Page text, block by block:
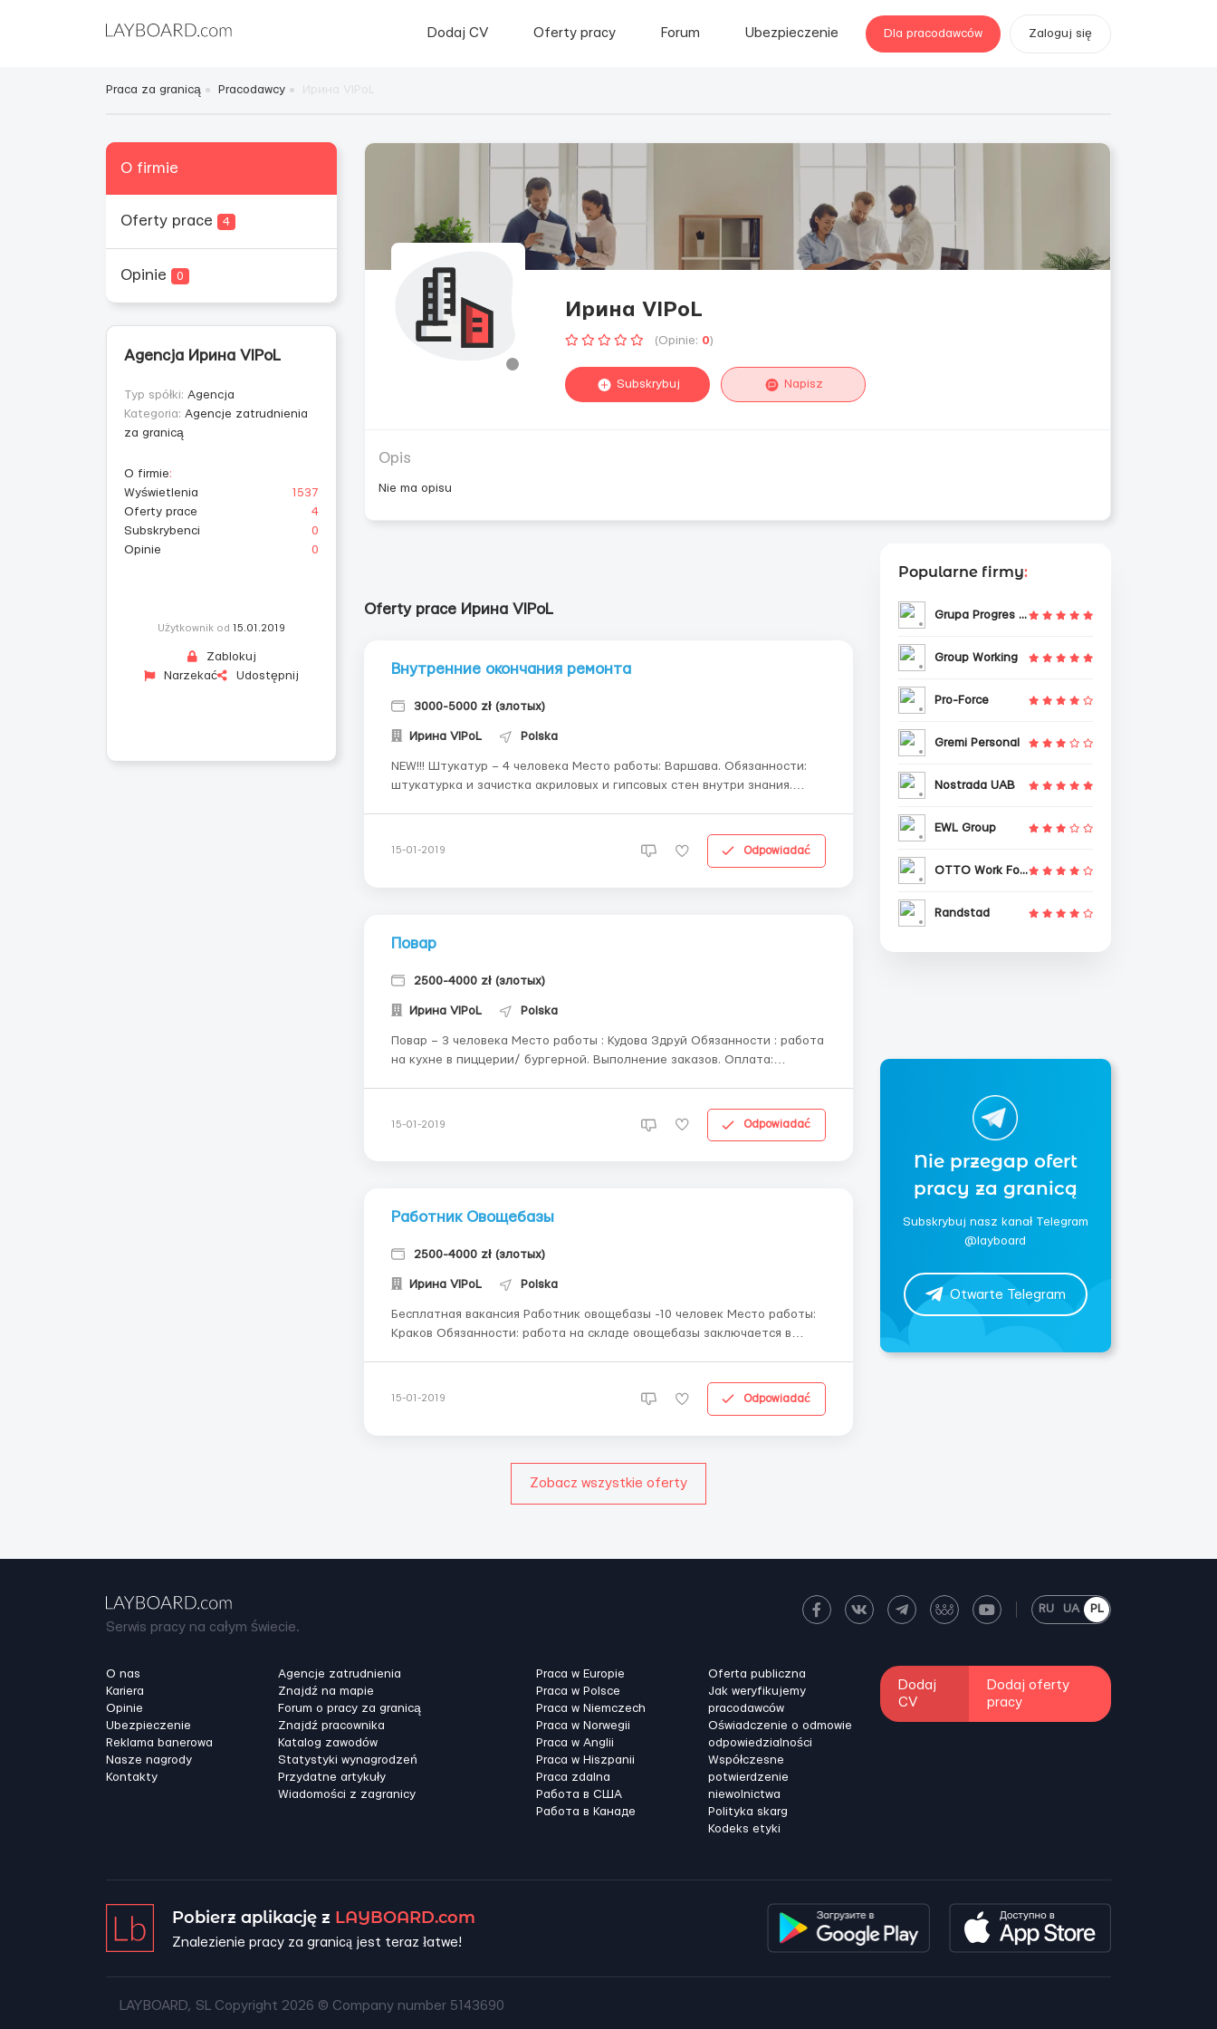
Dodaj CV Oferty pracy Forum Ubezpieczenie Dla pracodawców Zaloguj się
Praca za granicą Pracodawcy
O firmie
Oferty prace 4
Opinie 0
Agencja Ирина VIPoL
Typ spółki: Agencja
Kategoria: Agencje zatrudnienia
za granicą
O firmie:
Wyświetlenia
1537
Oferty prace
4
Subskrybenci
0
Opinie
0
Użytkownik od 15.01.2019
Zablokuj
Narzekać
Udostępnij
Ирина VIPoL
(Opinie: 0)
Subskrybuj Napisz
Opis
Nie ma opisu
Oferty prace Ирина VIPoL
Внутренние окончания ремонта
3000-5000 zł (злотых)
Ирина VIPoL Polska
NEW!!! Штукатур – 4 человека Место работы: Варшава. Обязанности:
штукатурка и зачистка акриловых и гипсовых стен внутри знания.
15-01-2019 Odpowiadać
Повар
2500-4000 zł (злотых)
Ирина VIPoL Polska
Повар – 3 человека Место работы : Кудова Здруй Обязанности : работа
на кухне в пиццерии/ бургерной. Выполнение заказов. Оплата:
15-01-2019 Odpowiadać
Работник Овощебазы
2500-4000 zł (злотых)
Ирина VIPoL Polska
Бесплатная вакансия Работник овощебазы -10 человек Место работы:
Краков Обязанности: работа на складе овощебазы заключается в
15-01-2019 Odpowiadać
Zobacz wszystkie oferty
Popularne firmy:
Grupa Progres Sp. z o.o.
Group Working
Pro-Force
Gremi Personal
Nostrada UAB
EWL Group
OTTO Work Force
Randstad
Nie przegap ofert
pracy za granicą
Subskrybuj nasz kanał Telegram
@layboard
Otwarte Telegram
Serwis pracy na całym świecie.
RU UA PL
O nas
Kariera
Opinie
Ubezpieczenie
Reklama banerowa
Nasze nagrody
Kontakty
Agencje zatrudnienia
Znajdź na mapie
Forum o pracy za granicą
Znajdź pracownika
Katalog zawodów
Statystyki wynagrodzeń
Przydatne artykuły
Wiadomości z zagranicy
Praca w Europie
Praca w Polsce
Praca w Niemczech
Praca w Norwegii
Praca w Anglii
Praca w Hiszpanii
Praca zdalna
Работа в США
Работа в Канадe
Oferta publiczna
Jak weryfikujemy
pracodawców
Oświadczenie o odmowie
odpowiedzialności
Współczesne
potwierdzenie
niewolnictwa
Polityka skarg
Kodeks etyki
Dodaj
CV
Dodaj oferty
pracy
Pobierz aplikację z LAYBOARD.com
Znalezienie pracy za granicą jest teraz łatwe!
LAYBOARD, SL Copyright 2026 © Company number 5143690